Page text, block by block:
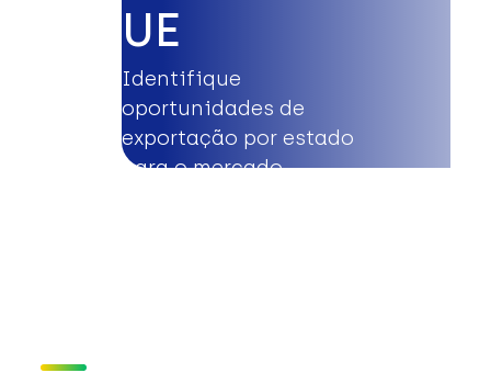
UE
Identifique
oportunidades de
exportação por estado
para o mercado